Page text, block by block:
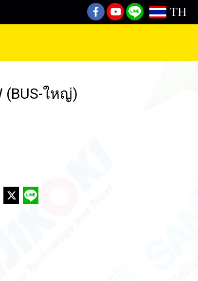
TH
(BUS-ใหญ่)